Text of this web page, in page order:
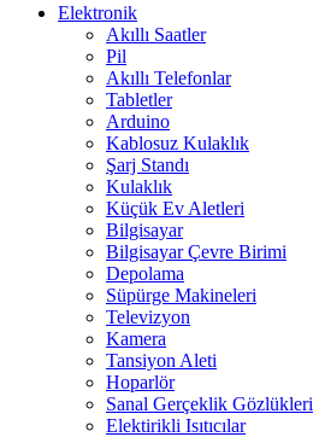
Elektronik
Akıllı Saatler
Pil
Akıllı Telefonlar
Tabletler
Arduino
Kablosuz Kulaklık
Şarj Standı
Kulaklık
Küçük Ev Aletleri
Bilgisayar
Bilgisayar Çevre Birimi
Depolama
Süpürge Makineleri
Televizyon
Kamera
Tansiyon Aleti
Hoparlör
Sanal Gerçeklik Gözlükleri
Elektirikli Isıtıcılar